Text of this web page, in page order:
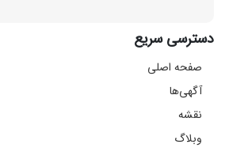
دسترسی سریع
صفحه اصلی
آگهی‌ها
نقشه
وبلاگ